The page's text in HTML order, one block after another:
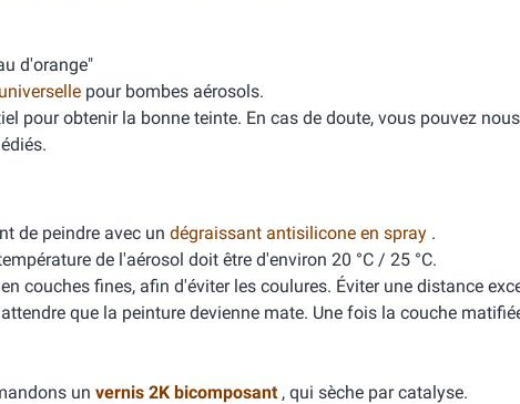
d'orange"
pour bombes aérosols.
pour obtenir la bonne teinte. En cas de doute, vous pouvez
de peindre avec un dégraissant antisilicone en spray .
de l'aérosol doit être d'environ 20 °C / 25 °C.
couches fines, afin d'éviter les coulures. Éviter une distance
que la peinture devienne mate. Une fois la couche
un vernis 2K bicomposant , qui sèche par catalyse.